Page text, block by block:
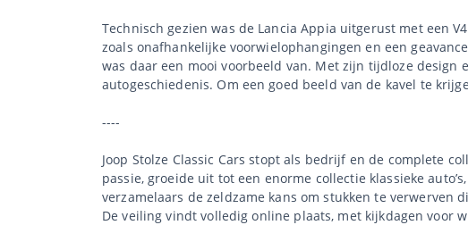
Technisch gezien was de Lancia Appia uitgerust met een
zoals onafhankelijke voorwielophangingen en een
was daar een mooi voorbeeld van. Met zijn tijdloze
autogeschiedenis. Om een goed beeld van de kavel te
----
Joop Stolze Classic Cars stopt als bedrijf en de complete
passie, groeide uit tot een enorme collectie klassieke
verzamelaars de zeldzame kans om stukken te verwerven
De veiling vindt volledig online plaats, met kijkdagen voor